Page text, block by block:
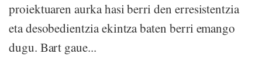
proiektuaren aurka hasi berri den erresistentzia
eta desobedientzia ekintza baten berri emango
dugu. Bart gaue...